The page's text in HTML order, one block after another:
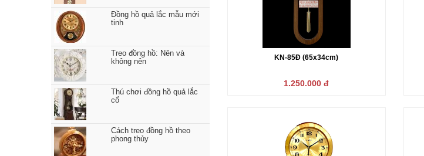
Đồng hồ quả lắc mẫu mới
tinh
Treo đồng hồ: Nên và
không nên
Thú chơi đồng hồ quả lắc
cổ
Cách treo đồng hồ theo
phong thủy
KN-85Đ (65x34cm)
1.250.000 đ